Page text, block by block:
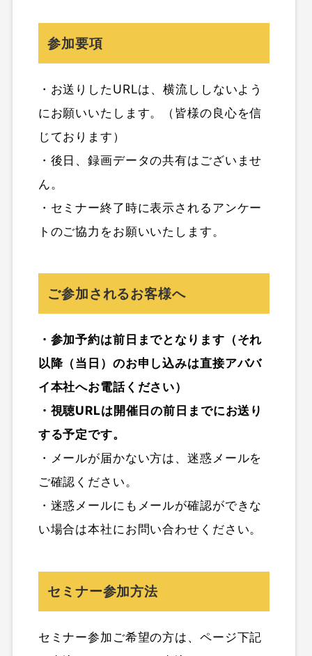
参加要項
・お送りしたURLは、横流ししないよう
にお願いいたします。（皆様の良心を信
じております）
・後日、録画データの共有はございませ
ん。
・セミナー終了時に表示されるアンケー
トのご協力をお願いいたします。
ご参加されるお客様へ
・参加予約は前日までとなります（それ
以降（当日）のお申し込みは直接アババ
イ本社へお電話ください）
・視聴URLは開催日の前日までにお送り
する予定です。
・メールが届かない方は、迷惑メールを
ご確認ください。
・迷惑メールにもメールが確認ができな
い場合は本社にお問い合わせください。
セミナー参加方法
セミナー参加ご希望の方は、ページ下記